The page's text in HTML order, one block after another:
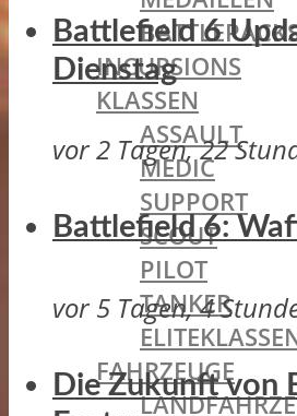
INCURSIONS
KLASSEN
ASSAULT
MEDIC
SUPPORT
SCOUT
PILOT
TANKER
FAHRZEUGE
Battlefield 6
Dienstag
vor 2 Tagen, 22
Battlefield 6:
vor 5 Tagen, 4
Die Zukunft von